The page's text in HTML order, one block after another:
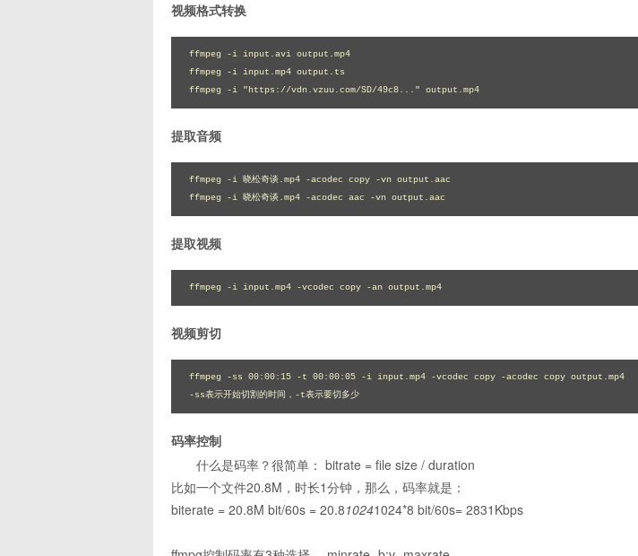
视频格式转换
ffmpeg -i input.avi output.mp4
ffmpeg -i input.mp4 output.ts
ffmpeg -i "https://vdn.vzuu.com/SD/49c8..." output.mp4
提取音频
ffmpeg -i 晓松奇谈.mp4 -acodec copy -vn output.aac
ffmpeg -i 晓松奇谈.mp4 -acodec aac -vn output.aac
提取视频
ffmpeg -i input.mp4 -vcodec copy -an output.mp4
视频剪切
ffmpeg -ss 00:00:15 -t 00:00:05 -i input.mp4 -vcodec copy -acodec copy output.mp4
-ss表示开始切割的时间，-t表示要切多少
码率控制
什么是码率？很简单： bitrate = file size / duration
比如一个文件20.8M，时长1分钟，那么，码率就是：
biterate = 20.8M bit/60s = 20.810241024*8 bit/60s= 2831Kbps